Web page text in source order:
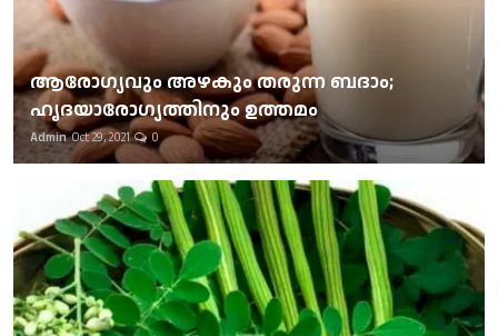
ആരോഗ്യവും അഴകും തരുന്ന ബദാം;
ഹൃദയാരോഗ്യത്തിനും ഉത്തമം
Admin Oct 29, 2021 0